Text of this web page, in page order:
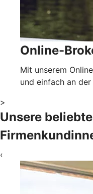
Online-
Mit unserem
und einfach an der
>
Unsere
‹